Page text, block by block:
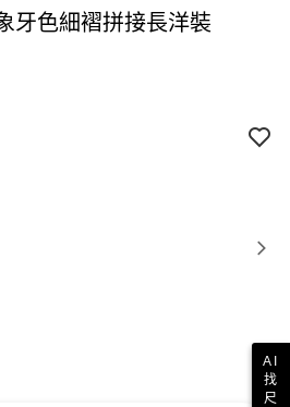
牙色細褶拼接長洋裝
AI
找
尺